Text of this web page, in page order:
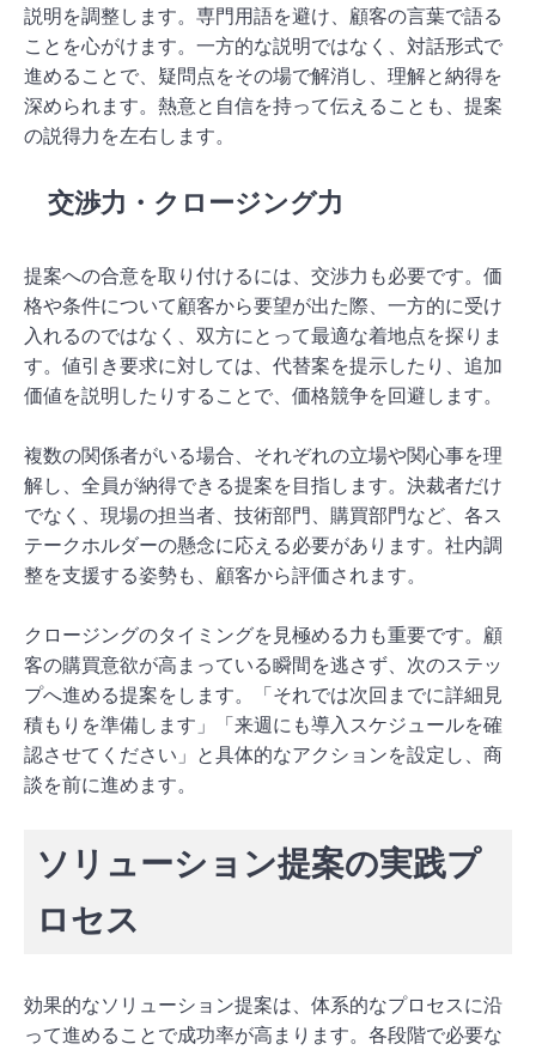
説明を調整します。専門用語を避け、顧客の言葉で語る
ことを心がけます。一方的な説明ではなく、対話形式で
進めることで、疑問点をその場で解消し、理解と納得を
深められます。熱意と自信を持って伝えることも、提案
の説得力を左右します。
交渉力・クロージング力
提案への合意を取り付けるには、交渉力も必要です。価
格や条件について顧客から要望が出た際、一方的に受け
入れるのではなく、双方にとって最適な着地点を探りま
す。値引き要求に対しては、代替案を提示したり、追加
価値を説明したりすることで、価格競争を回避します。
複数の関係者がいる場合、それぞれの立場や関心事を理
解し、全員が納得できる提案を目指します。決裁者だけ
でなく、現場の担当者、技術部門、購買部門など、各ス
テークホルダーの懸念に応える必要があります。社内調
整を支援する姿勢も、顧客から評価されます。
クロージングのタイミングを見極める力も重要です。顧
客の購買意欲が高まっている瞬間を逃さず、次のステッ
プへ進める提案をします。「それでは次回までに詳細見
積もりを準備します」「来週にも導入スケジュールを確
認させてください」と具体的なアクションを設定し、商
談を前に進めます。
ソリューション提案の実践プ
ロセス
効果的なソリューション提案は、体系的なプロセスに沿
って進めることで成功率が高まります。各段階で必要な